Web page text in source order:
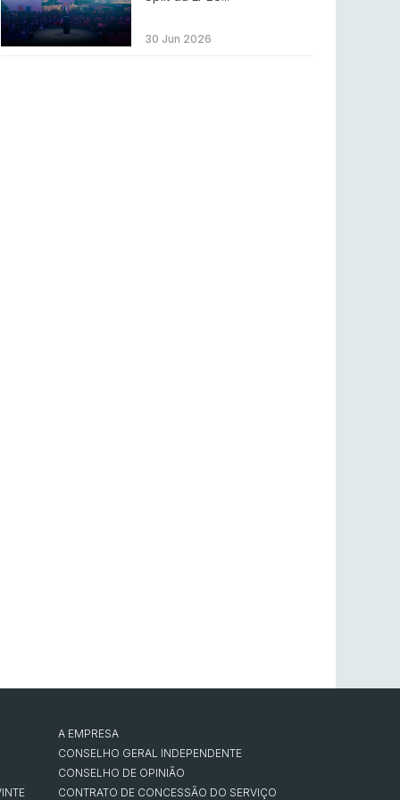
MOUZ surpreende Spirit para vencer BLAST
Bounty
30 Jun 2026
A EMPRESA
CONSELHO GERAL INDEPENDENTE
CONSELHO DE OPINIÃO
CONTRATO DE CONCESSÃO DO SERVIÇO